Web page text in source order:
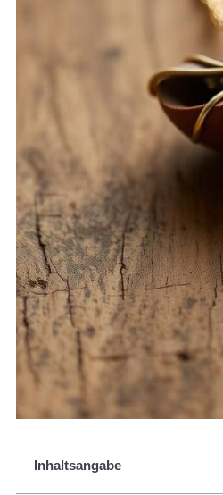
Inhaltsangabe